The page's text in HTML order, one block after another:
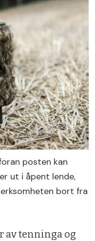
posten kan
ut i åpent lende,
bort fra
av tenninga og